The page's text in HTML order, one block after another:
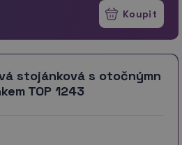
stojánková s otočnýmn
TOP 1243